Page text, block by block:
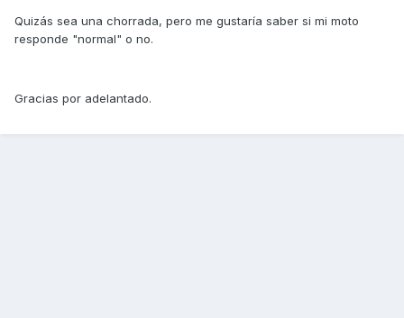
Quizás sea una chorrada, pero me gustaría saber si mi moto
responde "normal" o no.
Gracias por adelantado.